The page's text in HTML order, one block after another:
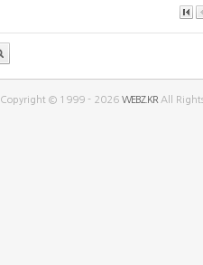
Copyright © 1999 - 2026WEBZ.KR All